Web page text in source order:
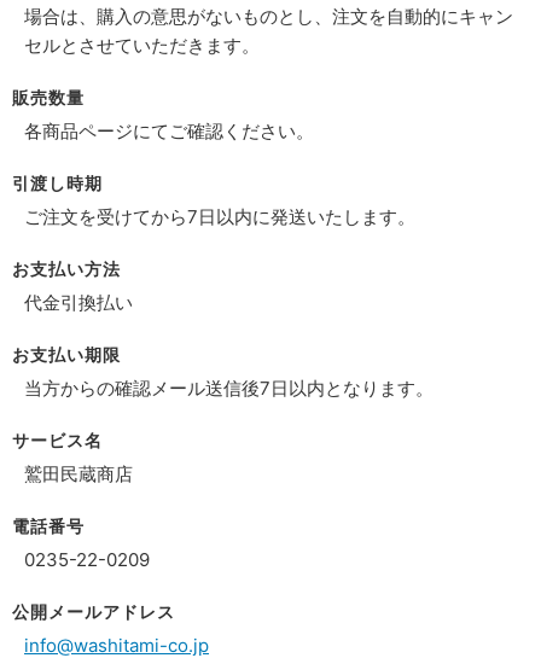
場合は、購入の意思がないものとし、注文を自動的にキャン
セルとさせていただきます。
販売数量
各商品ページにてご確認ください。
引渡し時期
ご注文を受けてから7日以内に発送いたします。
お支払い方法
代金引換払い
お支払い期限
当方からの確認メール送信後7日以内となります。
サービス名
鷲田民蔵商店
電話番号
0235-22-0209
公開メールアドレス
info@washitami-co.jp